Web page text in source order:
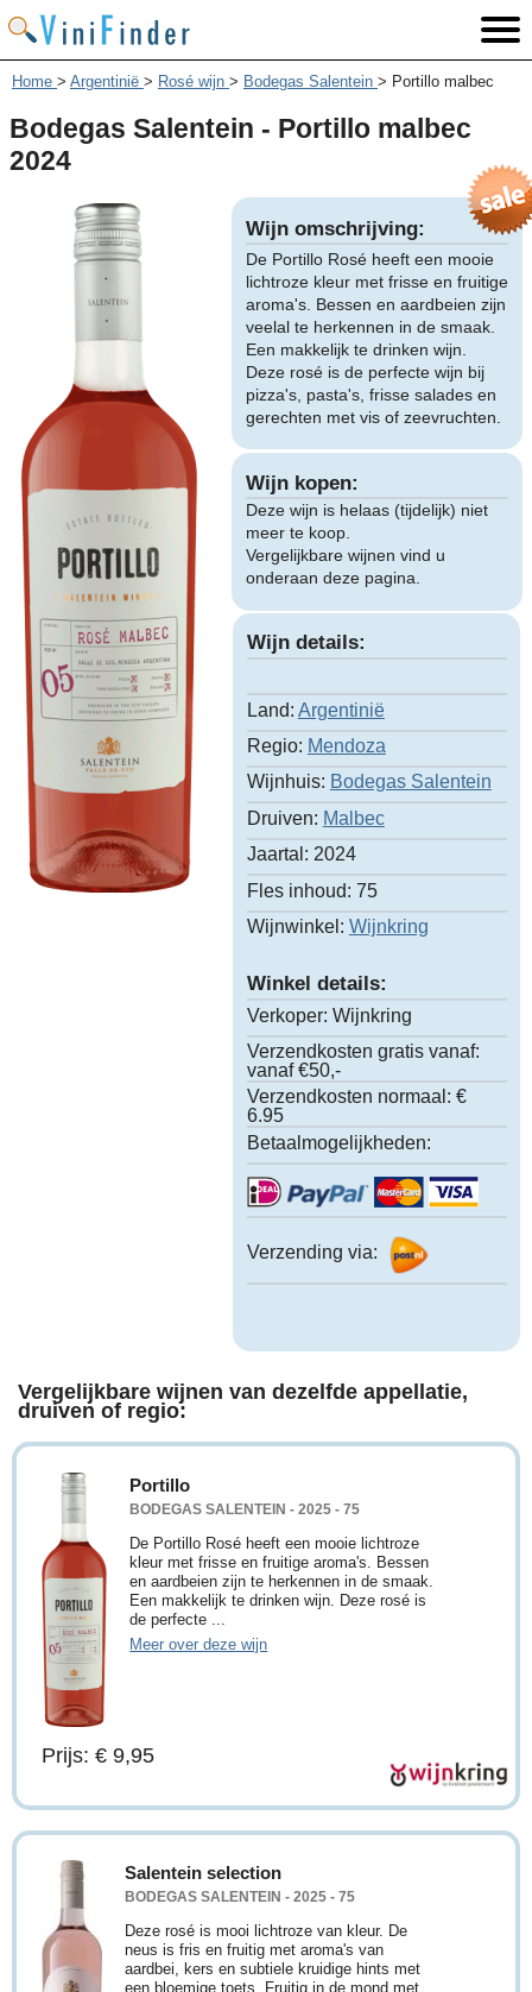
Home > Argentinië > Rosé wijn > Bodegas Salentein > Portillo malbec
Bodegas Salentein - Portillo malbec
2024
Wijn omschrijving:
De Portillo Rosé heeft een mooie
lichtroze kleur met frisse en fruitige
aroma's. Bessen en aardbeien zijn
veelal te herkennen in de smaak.
Een makkelijk te drinken wijn.
Deze rosé is de perfecte wijn bij
pizza's, pasta's, frisse salades en
gerechten met vis of zeevruchten.
Wijn kopen:
Deze wijn is helaas (tijdelijk) niet
meer te koop.
Vergelijkbare wijnen vind u
onderaan deze pagina.
Wijn details:
Land: Argentinië
Regio: Mendoza
Wijnhuis: Bodegas Salentein
Druiven: Malbec
Jaartal: 2024
Fles inhoud: 75
Wijnwinkel: Wijnkring
Winkel details:
Verkoper: Wijnkring
Verzendkosten gratis vanaf:
vanaf €50,-
Verzendkosten normaal: €
6.95
Betaalmogelijkheden:
Verzending via:
Vergelijkbare wijnen van dezelfde appellatie,
druiven of regio:
Portillo
BODEGAS SALENTEIN - 2025 - 75
De Portillo Rosé heeft een mooie lichtroze
kleur met frisse en fruitige aroma's. Bessen
en aardbeien zijn te herkennen in de smaak.
Een makkelijk te drinken wijn. Deze rosé is
de perfecte ...
Meer over deze wijn
Prijs: € 9,95
Salentein selection
BODEGAS SALENTEIN - 2025 - 75
Deze rosé is mooi lichtroze van kleur. De
neus is fris en fruitig met aroma's van
aardbei, kers en subtiele kruidige hints met
een bloemige toets. Fruitig in de mond met